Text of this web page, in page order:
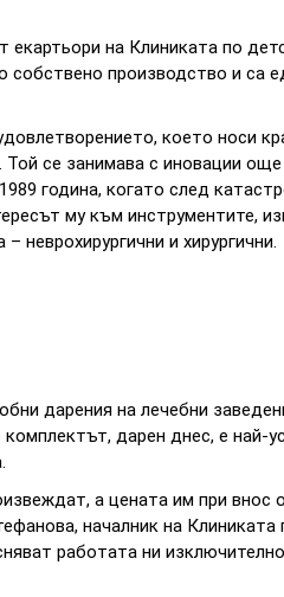
на Клиниката по
собствено производство и са
което носи
се занимава с иновации
година, когато след
му към инструментите,
неврохирургични и хирургични.
дарения на лечебни
дарен днес, е най-
а цената им при внос
началник на Клиниката
работата ни